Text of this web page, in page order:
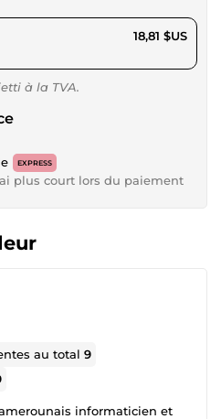
$US 18,81 $US
à la TVA.
EXPRESS
plus court lors du paiement
au total9
informaticien et